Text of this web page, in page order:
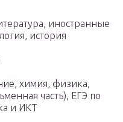
иностранные
история
химия, физика,
часть), ЕГЭ по
и ИКТ